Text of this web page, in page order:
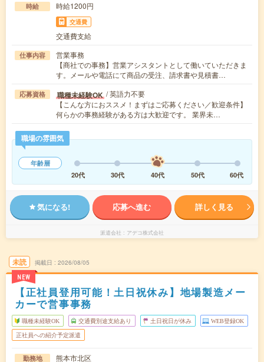
時給 時給1200円
交通費
交通費支給
仕事内容
営業事務
【商社での事務】営業アシスタントとして働いていただきま
す。メールや電話にて商品の受注、請求書や見積書…
応募資格 職種未経験OK / 英語力不要
【こんな方におススメ！まずはご応募ください／歓迎条件】
何らかの事務経験がある方は大歓迎です。 業界未…
職場の雰囲気
年齢層
20代
30代 40代 50代 60代
気になる! 応募へ進む 詳しく見る
派遣会社 アデコ株式会社
未読
NEW
掲載日 2026/08/05
【正社員登用可能！土日祝休み】地場製造メー
カーで営事事務
職種未経験OK 交通費別途支給あり 土日祝日が休み WEB登録OK
正社員への紹介予定派遣
勤務地
熊本市北区